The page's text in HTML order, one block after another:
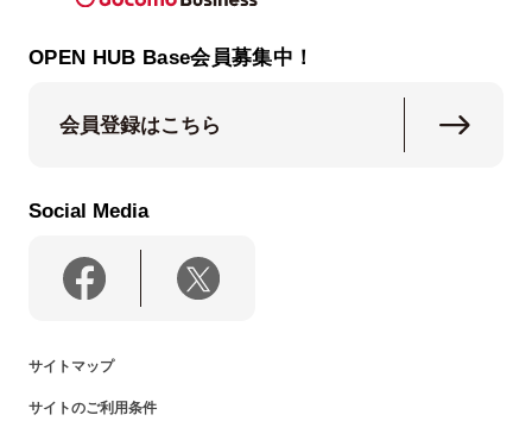
OPEN HUB Base会員募集中！
会員登録はこちら
Social Media
サイトマップ
サイトのご利用条件